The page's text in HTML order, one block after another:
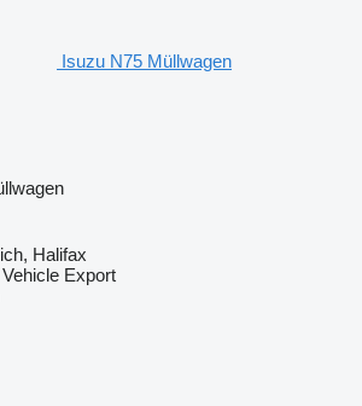
Isuzu N75 Müllwagen
Halifax
Export